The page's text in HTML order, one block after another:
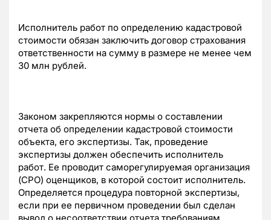
Исполнитель работ по определению кадастровой
стоимости обязан заключить договор страхования
ответственности на сумму в размере не менее чем
30 млн рублей.
Законом закрепляются нормы о составлении
отчета об определении кадастровой стоимости
объекта, его экспертизы. Так, проведение
экспертизы должен обеспечить исполнитель
работ. Ее проводит саморегулируемая организация
(СРО) оценщиков, в которой состоит исполнитель.
Определяется процедура повторной экспертизы,
если при ее первичном проведении был сделан